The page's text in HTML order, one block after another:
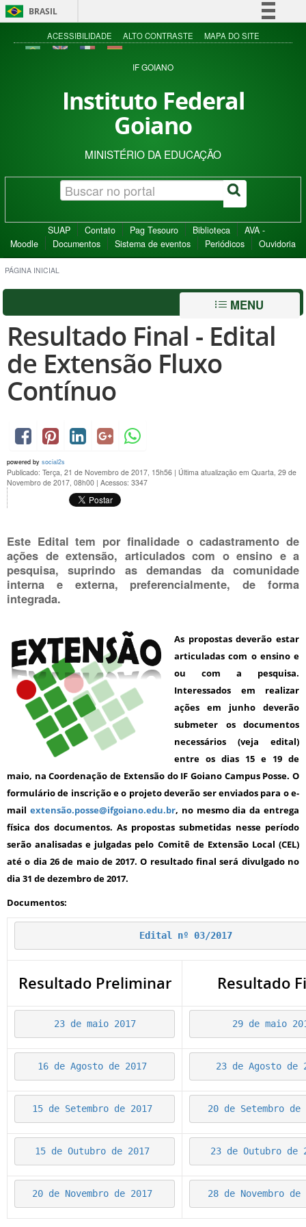
BRASIL
Simplifique!
Acesso à informação
ACESSIBILIDADE ALTO CONTRASTE MAPA DO SITE
IF GOIANO
Instituto Federal
Goiano
MINISTÉRIO DA EDUCAÇÃO
SUAP Contato Pag Tesouro Biblioteca
AVA -
Moodle
Documentos Sistema de eventos Periódicos Ouvidoria
PÁGINA INICIAL
MENU
Resultado Final - Edital
de Extensão Fluxo
Contínuo
powered by social2s
Publicado: Terça, 21 de Novembro de 2017, 15h56 | Última atualização em Quarta, 29 de
Novembro de 2017, 08h00 | Acessos: 3347
Este Edital tem por finalidade o cadastramento de
ações de extensão, articulados com o ensino e a
pesquisa, suprindo as demandas da comunidade
interna e externa, preferencialmente, de forma
integrada.
As propostas deverão estar
articuladas com o ensino e
ou com a pesquisa.
Interessados em realizar
ações em junho deverão
submeter os documentos
necessários (veja edital)
entre os dias 15 e 19 de
maio, na Coordenação de Extensão do IF Goiano Campus Posse. O
formulário de inscrição e o projeto deverão ser enviados para o e-
mail extensão.posse@ifgoiano.edu.br, no mesmo dia da entrega
física dos documentos. As propostas submetidas nesse período
serão analisadas e julgadas pelo Comitê de Extensão Local (CEL)
até o dia 26de maiode 2017. O resultado final será divulgado no
dia 31 de dezembro de 2017.
Documentos:
Edital nº 03/2017
Resultado Preliminar Resultado
23 de maio 2017 29 de maio
16 de Agosto de 2017 23 de Agosto de
15 de Setembro de 2017 20 de Setembro
15 de Outubro de 2017 23 de Outubro de
20 de Novembro de 2017 28 de Novembro